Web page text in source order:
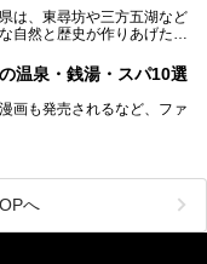
は、東尋坊や三方五湖など
自然と歴史が作りあげた見
丼などのグルメも人気で
り、関西地方のみならず
りました。今回は、そんな
をご紹介します。
温泉・銭湯・スパ10選
画も発売されるなど、ファ
在し、施設によって様々な
す。
とめてご紹介します。
へ